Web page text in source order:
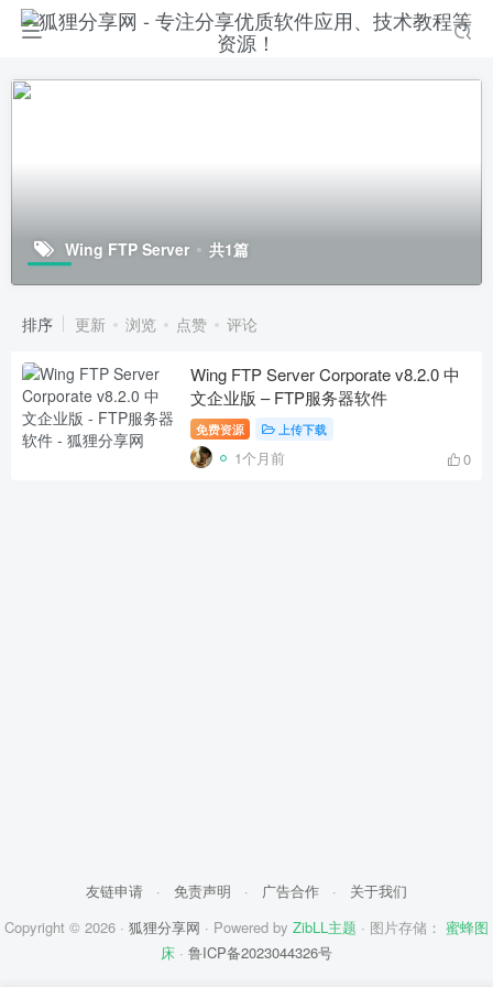
Wing FTP Server 共1篇
排序 更新 浏览 点赞 评论
Wing FTP Server Corporate v8.2.0 中
文企业版 – FTP服务器软件
免费资源 上传下载
1个月前 0
友链申请 · 免责声明 · 广告合作 ·
关于我们
Copyright © 2026 · 狐狸分享网 · Powered by ZibLL主题 · 图片存储： 蜜蜂图
床 · 鲁ICP备2023044326号